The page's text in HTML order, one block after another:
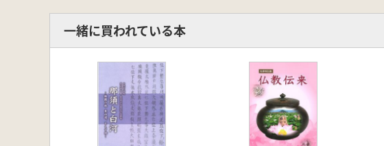
第三章 近現代の鉱山開発
近現代の産金 栃木県の鉱山 古代産金の里
1鐘江宏之 2荻野谷悟 3眞保昌弘 4企画調査委員会
一緒に買われている本